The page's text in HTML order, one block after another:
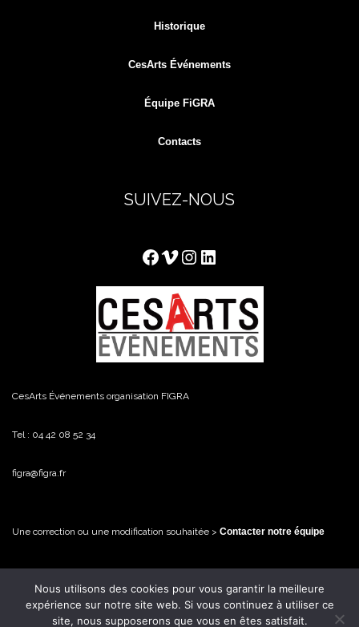
Historique
CesArts Événements
Équipe FiGRA
Contacts
SUIVEZ-NOUS
Facebook
Vimeo
Instagram
LinkedIn
CesArts Événements organisation FIGRA
Tel : 04 42 08 52 34
figra@figra.fr
Une correction ou une modification souhaitée > Contacter notre équipe
© FiGRA / CesArts Événements - 2026 Tous droits réservés
Nous utilisons des cookies pour vous garantir la meilleure
expérience sur notre site web. Si vous continuez à utiliser ce
site, nous supposerons que vous en êtes satisfait.